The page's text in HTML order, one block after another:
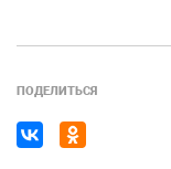
ПОДЕЛИТЬСЯ